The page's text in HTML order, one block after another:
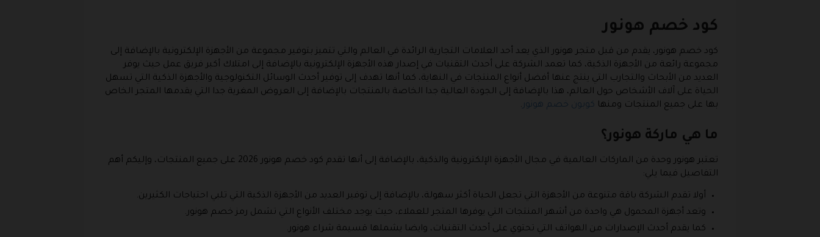
كود خصم هونور
كود خصم هونور، يقدم من قبل متجر هونور الذي يعد أحد العلامات التجارية الرائدة في العالم والتي تتميز بتوفير مجموعة من الأجهزة الإلكترونية بالإضافة إلى
مجموعة رائعة من الأجهزة الذكية، كما تعمد الشركة على أحدث التقنيات في إصدار هذه الأجهزة الإلكترونية بالإضافة إلى امتلاك أكبر فريق عمل حيث يوفر
العديد من الأبحاث والتجارب التي ينتج عنها أفضل أنواع المنتجات في النهاية، كما أنها تهدف إلى توفير أحدث الوسائل التكنولوجية والأجهزة الذكية التي تسهل
الحياة على آلاف الأشخاص حول العالم، هذا بالإضافة إلى الجودة العالية جدا الخاصة بالمنتجات بالإضافة إلى العروض المغرية جدا التي يقدمها المتجر الخاص
بها على جميع المنتجات ومنها كوبون خصم هونور.
ما هي ماركة هونور؟
تعتبر هونور وحدة من الماركات العالمية في مجال الأجهزة الإلكترونية والذكية، بالإضافة إلى أنها تقدم كود خصم هونور 2026 على جميع المنتجات، وإليكم أهم
التفاصيل فيما يلي:
أولا تقدم الشركة باقة متنوعة من الأجهزة التي تجعل الحياة أكثر سهولة، بالإضافة إلى توفير العديد من الأجهزة الذكية التي تلبي احتياجات الكثيرين.
وتعد أجهزة المحمول هي واحدة من أشهر المنتجات التي يوفرها المتجر للعملاء، حيث يوجد مختلف الأنواع التي تشمل رمز خصم هونور.
كما يقدم أحدث الإصدارات من الهواتف التي تحتوي على أحدث التقنيات، وايضا يشملها قسيمة شراء هونور.